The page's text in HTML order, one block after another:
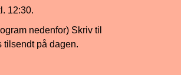
12:30.
nedenfor) Skriv til
tilsendt på dagen.